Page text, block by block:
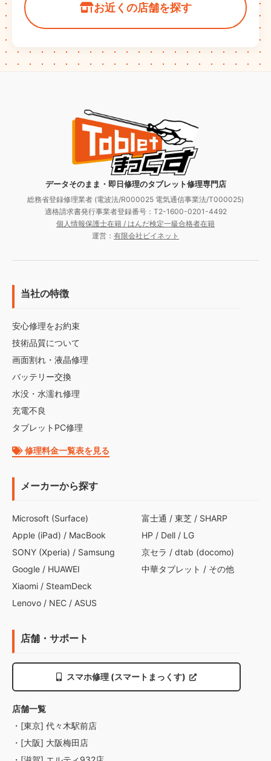
お近くの店舗を探す
データそのまま・即日修理のタブレット修理専門店
総務省登録修理業者 (電波法/R000025 電気通信事業法/T000025)
適格請求書発行事業者登録番号：T2-1600-0201-4492
個人情報保護士在籍 / はんだ検定一級合格者在籍
運営： 有限会社ビイネット
当社の特徴
安心修理をお約束
技術品質について
画面割れ・液晶修理
バッテリー交換
水没・水濡れ修理
充電不良
タブレットPC修理
修理料金一覧表を見る
メーカーから探す
Microsoft (Surface)
Apple (iPad) / MacBook
SONY (Xperia) / Samsung
Google / HUAWEI
Xiaomi / SteamDeck
Lenovo / NEC / ASUS
富士通 / 東芝 / SHARP
HP / Dell / LG
京セラ / dtab (docomo)
中華タブレット / その他
店舗・サポート
スマホ修理 (スマートまっくす)
店舗一覧
・[東京] 代々木駅前店
・[大阪] 大阪梅田店